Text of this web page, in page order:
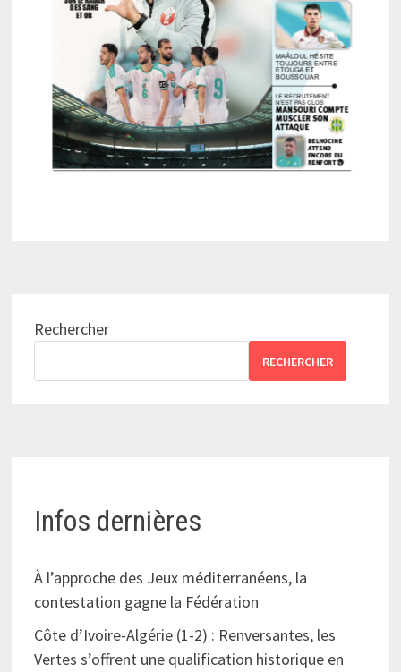
Rechercher
RECHERCHER
Infos dernières
À l’approche des Jeux méditerranéens, la
contestation gagne la Fédération
Côte d’Ivoire-Algérie (1-2) : Renversantes, les
Vertes s’offrent une qualification historique en